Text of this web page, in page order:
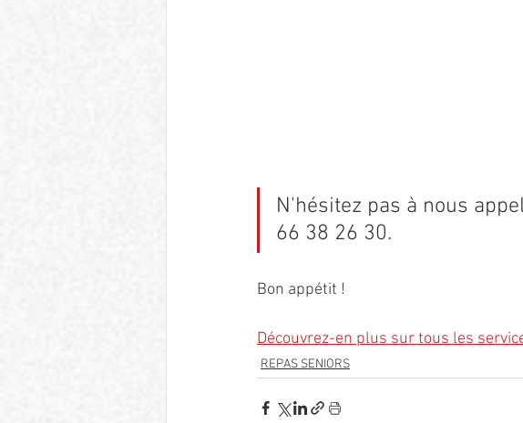
N'hésitez pas à nous
66 38 26 30.
Bon appétit !
Découvrez-en plus sur tous les
REPAS SENIORS